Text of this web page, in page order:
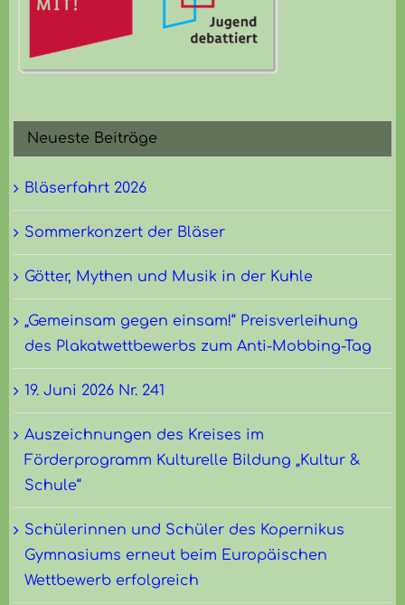
Neueste Beiträge
Bläserfahrt 2026
Sommerkonzert der Bläser
Götter, Mythen und Musik in der Kuhle
„Gemeinsam gegen einsam!“ Preisverleihung
des Plakatwettbewerbs zum Anti-Mobbing-Tag
19. Juni 2026 Nr. 241
Auszeichnungen des Kreises im
Förderprogramm Kulturelle Bildung „Kultur &
Schule“
Schülerinnen und Schüler des Kopernikus
Gymnasiums erneut beim Europäischen
Wettbewerb erfolgreich